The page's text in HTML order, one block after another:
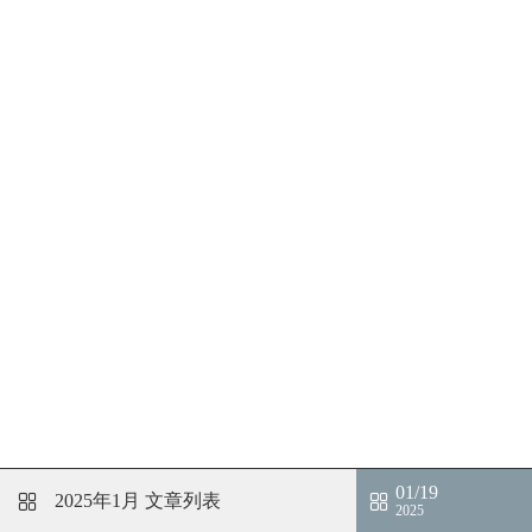
2025年1月 文章列表 01/19
2025